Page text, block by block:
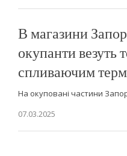
В магазини
окупанти везуть
спливаючим
На окуповані частини
07.03.2025